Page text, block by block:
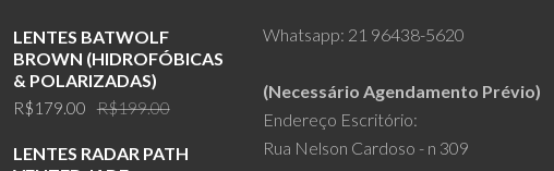
LENTES BATWOLF
BROWN (HIDROFÓBICAS
& POLARIZADAS)
R$199.00Original
was:
R$179.00
Current
is:
LENTES RADAR PATH
Whatsapp: 21 96438-5620
(Necessário Agendamento Prévio)
Endereço Escritório:
Rua Nelson Cardoso - n 309